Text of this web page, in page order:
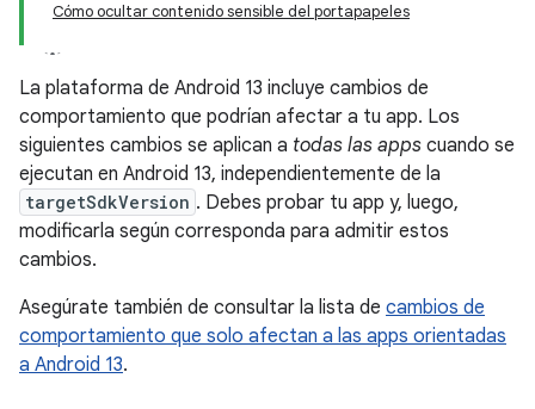
Cómo ocultar contenido sensible del portapapeles
La plataforma de Android 13 incluye cambios de
comportamiento que podrían afectar a tu app. Los
siguientes cambios se aplican a todas las apps cuando se
ejecutan en Android 13, independientemente de la
targetSdkVersion . Debes probar tu app y, luego,
modificarla según corresponda para admitir estos
cambios.
Asegúrate también de consultar la lista de cambios de
comportamiento que solo afectan a las apps orientadas
a Android 13.